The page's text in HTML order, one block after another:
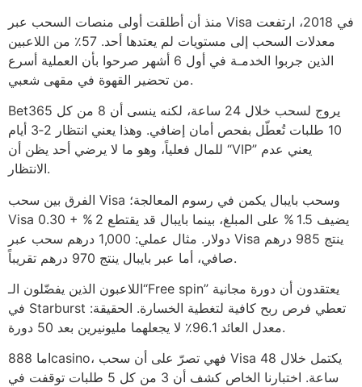
منذ أن أطلقت أولى منصات السحب عبر Visa في 2018، ارتفعت
معدلات السحب إلى مستويات لم يعتدها أحد. 57٪ من اللاعبين
الذين جربوا الخدمـة في أول 6 أشهر صرحوا بأن العملية أسرع
من تحضير القهوة في مقهى شعبي.
Bet365 يروج لسحب خلال 24 ساعة، لكنه ينسى أن 8 من كل
10 طلبات تُعطّل بفحص أمان إضافي. وهذا يعني انتظار 2‑3 أيام
للمال فعلياً، وهو ما لا يرضي أحد يظن أن “VIP” يعني عدم
الانتظار.
الفرق بين سحب Visa وسحب بايبال يكمن في رسوم المعالجة؛
Visa يضيف 1.5 % على المبلغ، بينما بايبال قد يقتطع 2 % + 0.30
دولار. مثال عملي: 1,000 درهم سحب عبر Visa ينتج 985 درهم
صافي، أما عبر بايبال ينتج 970 درهم تقريباً.
اللاعبون الذين يفضّلون الـ“Free spin” يعتقدون أن دورة مجانية
في Starburst تعطي فرص ربح كافية لتغطية الخسارة. الحقيقة:
معدل العائد 96.1٪ لا يجعلهما مليونيرين بعد 50 دورة.
اما 888casino، فهي تصرّ على أن سحب Visa يكتمل خلال 48
ساعة. اختبارنا الخاص كشف أن 3 من كل 5 طلبات توقفت في